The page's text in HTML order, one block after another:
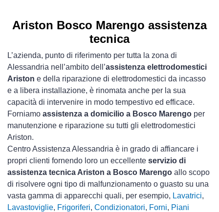
Ariston Bosco Marengo assistenza
tecnica
L’azienda, punto di riferimento per tutta la zona di
Alessandria nell’ambito dell’assistenza elettrodomestici
Ariston e della riparazione di elettrodomestici da incasso
e a libera installazione, è rinomata anche per la sua
capacità di intervenire in modo tempestivo ed efficace.
Forniamo assistenza a domicilio a Bosco Marengo per
manutenzione e riparazione su tutti gli elettrodomestici
Ariston.
Centro Assistenza Alessandria è in grado di affiancare i
propri clienti fornendo loro un eccellente servizio di
assistenza tecnica Ariston a Bosco Marengo allo scopo
di risolvere ogni tipo di malfunzionamento o guasto su una
vasta gamma di apparecchi quali, per esempio, Lavatrici,
Lavastoviglie, Frigoriferi, Condizionatori, Forni, Piani